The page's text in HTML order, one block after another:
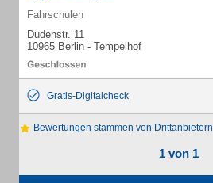
Fahrschulen
Dudenstr. 11
10965 Berlin - Tempelhof
Gratis-Digitalcheck
Bewertungen stammen von Drittanbietern
1 von 1